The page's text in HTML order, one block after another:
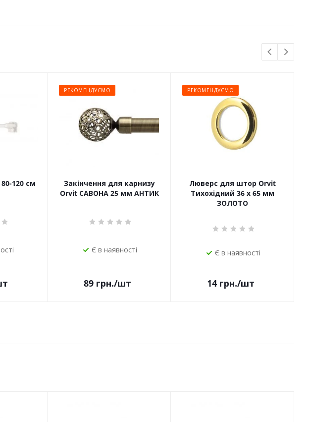
120 см
РЕКОМЕНДУЄМО
Закінчення для карнизу
Orvit САВОНА 25 мм АНТИК
Є в наявності
89 грн./шт
РЕКОМЕНДУЄМО
Люверс для штор Orvit
Тихохідний 36 х 65 мм
ЗОЛОТО
Є в наявності
14 грн./шт